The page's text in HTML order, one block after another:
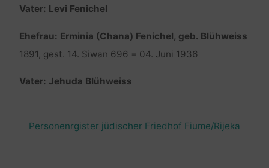
Vater: Levi Fenichel
Ehefrau: Erminia (Chana) Fenichel, geb. Blühweiss
1891, gest. 14. Siwan 696 = 04. Juni 1936
Vater: Jehuda Blühweiss
Personenrgister jüdischer Friedhof Fiume/Rijeka